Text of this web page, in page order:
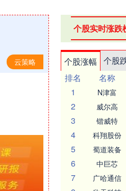
云策略
个股实时涨跌
个股涨幅 个股
排名
名称
1
N津富
2 威尔高
3 锴威特
4 科翔股份
5 蜀道装备
6 中巨芯
7 广哈通信